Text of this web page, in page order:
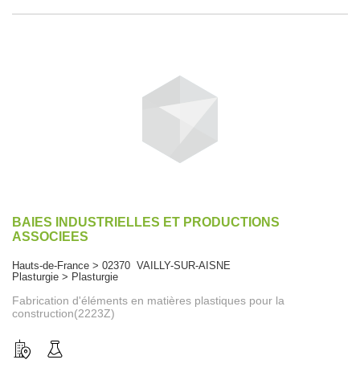
BAIES INDUSTRIELLES ET PRODUCTIONS
ASSOCIEES
Hauts-de-France > 02370 VAILLY-SUR-AISNE
Plasturgie > Plasturgie
Fabrication d'éléments en matières plastiques pour la
construction(2223Z)